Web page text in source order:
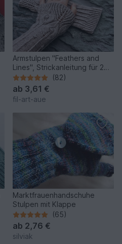
Armstulpen "Feathers and
Lines", Strickanleitung für 2
Größen
(82)
ab 3,61 €
fil-art-aue
Marktfrauenhandschuhe
Stulpen mit Klappe
(65)
ab 2,76 €
silviak